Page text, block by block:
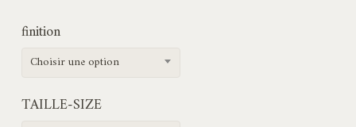
finition
Choisir une option
TAILLE-SIZE